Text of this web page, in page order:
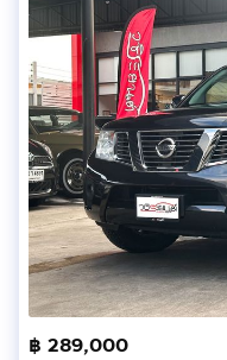
฿ 289,000